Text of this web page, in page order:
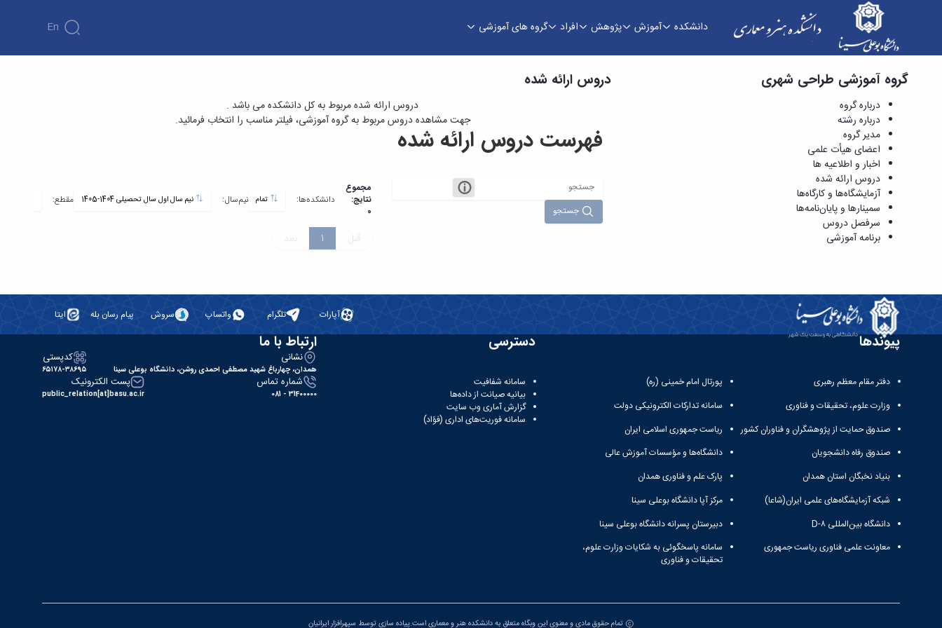
دانشکده آموزش پژوهش افراد گروه های آموزشی En
دروس ارائه شده - دانشکده هنر و معماری
گروه آموزشی طراحی شهری
درباره گروه
درباره رشته
مدیر گروه
اعضای هیأت علمی
اخبار و اطلاعیه ها
دروس ارائه شده
آزمایشگاه‌ها و کارگاه‌ها
سمینارها و پایان‌نامه‌ها
سرفصل دروس
برنامه آموزشی
دروس ارائه شده
دروس ارائه شده مربوط به کل دانشکده می باشد .
جهت مشاهده دروس مربوط به گروه آموزشی، فیلتر مناسب را انتخاب فرمائید.
فهرست دروس ارائه شده
جستجو
مجموع
نتایج:
0
دانشکده‌ها: نیم‌سال: نیم سال اول سال تحصیلی 1404-1405 مقطع:
قبل 1 بعد
آپارات تلگرام واتساپ سروش پیام رسان بله ایتا
پیوندها
دفتر مقام معظم رهبری
وزارت علوم، تحقیقات و فناوری
صندوق حمایت از پژوهشگران و فناوران کشور
صندوق رفاه دانشجویان
بنیاد نخبگان استان همدان
شبکه آزمایشگاه‌های علمی ایران(شاعا)
دانشگاه بین‌المللی D-۸
معاونت علمی فناوری ریاست جمهوری
پورتال امام خمینی (ره)
سامانه تدارکات الکترونیکی دولت
ریاست جمهوری اسلامی ایران
دانشگاه‌ها و مؤسسات آموزش عالی
پارک علم و فناوری همدان
مرکز آپا دانشگاه بوعلی سینا
دبیرستان پسرانه دانشگاه بوعلی سینا
سامانه پاسخگوئی به شکایات وزارت علوم،
تحقیقات و فناوری
دسترسی
سامانه شفافیت
بیانیه صیانت از داده‌ها
گزارش آماری وب‌ سایت
سامانه فوریت‌های اداری (فؤاد)
ارتباط با ما
نشانی
همدان، چهارباغ شهید مصطفی احمدی روشن، دانشگاه بوعلی سینا
کدپستی
۶۵۱۷۸-۳۸۶۹۵
شماره تماس
31400000 - 081
پست الکترونیک
public_relation[at]basu.ac.ir
تمام حقوق مادی و معنوی این وبگاه متعلق به دانشکده هنر و معماری است.پیاده سازی توسط سپهرافزار ایرانیان